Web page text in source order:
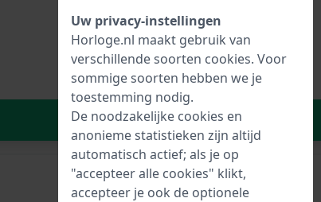
In Winkelwagen
Uw privacy-instellingen
Horloge.nl maakt gebruik van
verschillende soorten cookies. Voor
sommige soorten hebben we je
toestemming nodig.
De noodzakelijke cookies en
anonieme statistieken zijn altijd
automatisch actief; als je op
"accepteer alle cookies" klikt,
accepteer je ook de optionele